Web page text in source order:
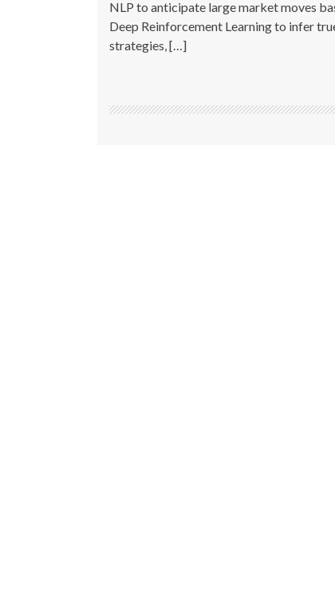
NLP to anticipate large market moves
Deep Reinforcement Learning to infer
strategies, […]